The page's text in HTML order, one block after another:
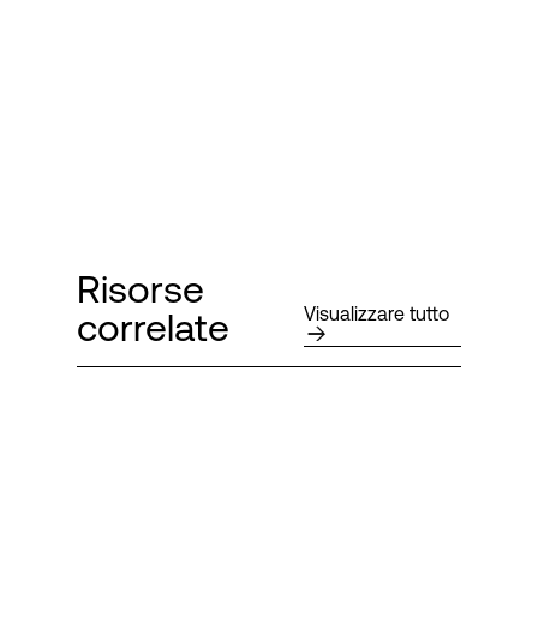
Risorse
correlate
Visualizzare tutto